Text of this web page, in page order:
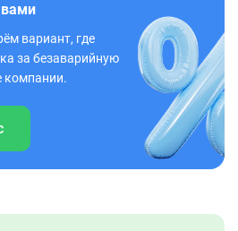
вариант, где
за безаварийную
компании.